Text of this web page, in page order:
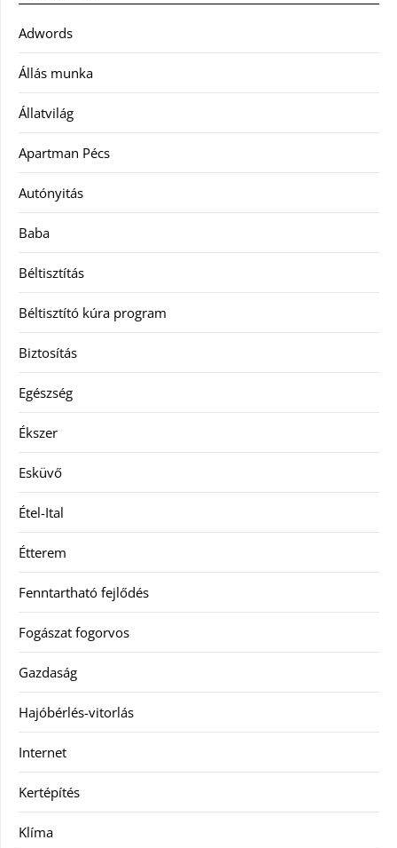
Adwords
Állás munka
Állatvilág
Apartman Pécs
Autónyitás
Baba
Béltisztítás
Béltisztító kúra program
Biztosítás
Egészség
Ékszer
Esküvő
Étel-Ital
Étterem
Fenntartható fejlődés
Fogászat fogorvos
Gazdaság
Hajóbérlés-vitorlás
Internet
Kertépítés
Klíma